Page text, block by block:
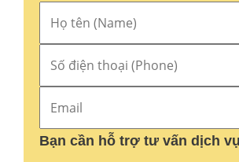
Bạn cần hỗ trợ tư vấn dịch